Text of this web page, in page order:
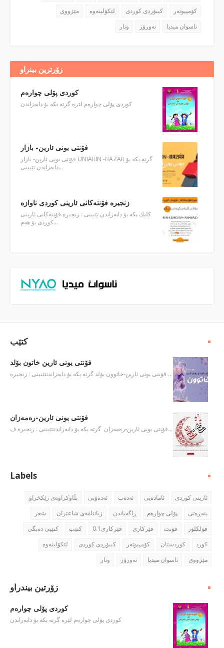
كۆمپیوته‌ر
كیبۆردی كوردی
مێژووی
ناسوان میدیا
نه‌ورۆز وتار
زۆرترین بینراو
كوردی پۆلی چواره‌م
كوردی پۆلی چواره‌م لێره‌ گرته‌ بكه‌ بۆ دابه‌زاندن
فۆنتی یونی ئارین- بازار
فۆنتی یونی ئارین- بازار UNIARIN -BAZAR گرته‌ بكه‌ بۆ
دابه‌زاندن تێبینی…
كلیك بكه‌ بۆ دابه‌زاندن تێبینی : زنجیره‌ فۆنته‌كانی ئارینی
كوردی بۆ هه‌م…
كتێب
فۆنتی یونی ئارین خاتون بۆلد
فۆنتی یونی ئارین-خاتوون بۆلد گرته‌ بكه‌ بۆ دابه‌زاندنتێبینی : زنجیره‌ …
فۆنتی یونی ئارین-ره‌مه‌زان
فۆنتی یونی ئارین-ره‌مه‌زان گرته‌ بكه‌ بۆ دابه‌زاندنتێبینی : زنجیره‌ ف…
Labels
ئارینی كوردی ئاماده‌یی ئه‌ده‌ب ئه‌ده‌ۆبی
بڵاوكراوه‌ی رێكخراو
بنه‌ڕه‌تی
پۆلی چواره‌م ڕاگه‌یاندن ژیاننامه‌ی شاعێران
شعر
فۆلكلۆر
فۆنت فێركاری فێركاری0.1 كتێب
كتێبی ده‌نگی
كورد
كوردستان كۆمپیوته‌ر كیبۆردی كوردی
مێژووی
ناسوان میدیا نه‌ورۆز وتار
زۆرتین بیندراو
كوردی پۆلی چواره‌م
كوردی پۆلی چواره‌م لێره‌ گرته‌ بكه‌ بۆ دابه‌زاندن